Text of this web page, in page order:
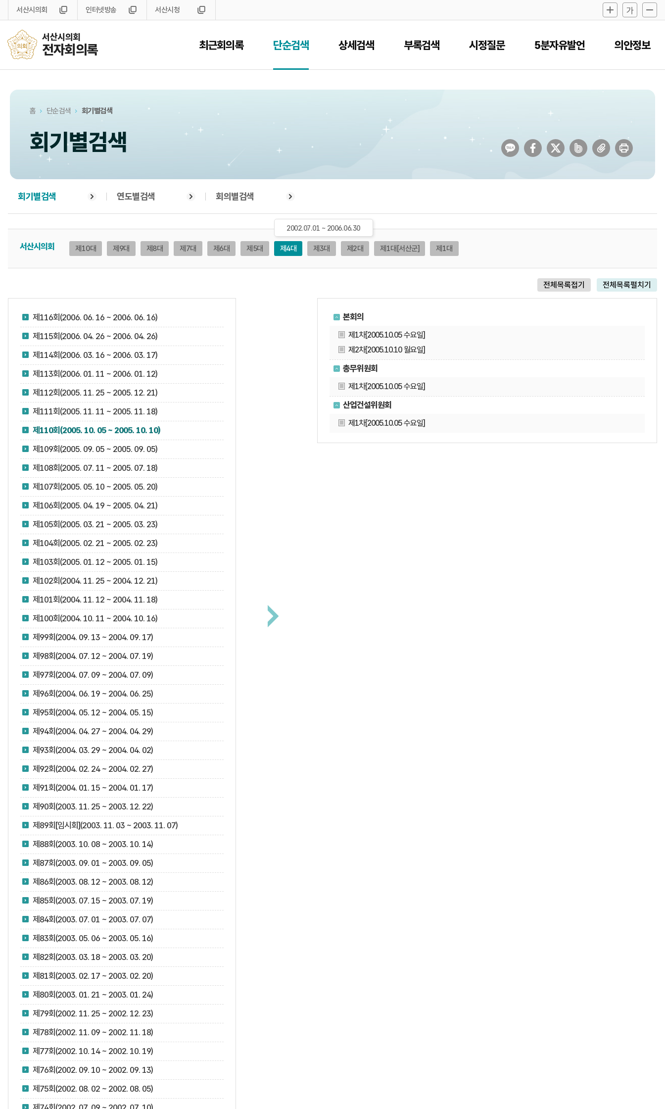
서산시의회
전자회의록
서산시의회 인터넷방송 서산시청
최근회의록 단순검색 상세검색 부록검색 시정질문 5분자유발언 의안정보
홈 단순검색 회기별검색
회기별검색
회기별검색 연도별검색 회의별검색
서산시의회 제10대 제9대 제8대 제7대 제6대 제5대 제4대
2002.07.01 ~ 2006.06.30
제3대 제2대 제1대 [서산군] 제1대
제116회(2006. 06. 16 ~ 2006. 06. 16)
제115회(2006. 04. 26 ~ 2006. 04. 26)
제114회(2006. 03. 16 ~ 2006. 03. 17)
제113회(2006. 01. 11 ~ 2006. 01. 12)
제112회(2005. 11. 25 ~ 2005. 12. 21)
제111회(2005. 11. 11 ~ 2005. 11. 18)
제110회(2005. 10. 05 ~ 2005. 10. 10)
전체목록접기 전체목록펼치기
본회의
제1차[2005.10.05 수요일]
제2차[2005.10.10 월요일]
총무위원회
제1차[2005.10.05 수요일]
산업건설위원회
제1차[2005.10.05 수요일]
제109회(2005. 09. 05 ~ 2005. 09. 05)
제108회(2005. 07. 11 ~ 2005. 07. 18)
제107회(2005. 05. 10 ~ 2005. 05. 20)
제106회(2005. 04. 19 ~ 2005. 04. 21)
제105회(2005. 03. 21 ~ 2005. 03. 23)
제104회(2005. 02. 21 ~ 2005. 02. 23)
제103회(2005. 01. 12 ~ 2005. 01. 15)
제102회(2004. 11. 25 ~ 2004. 12. 21)
제101회(2004. 11. 12 ~ 2004. 11. 18)
제100회(2004. 10. 11 ~ 2004. 10. 16)
제99회(2004. 09. 13 ~ 2004. 09. 17)
제98회(2004. 07. 12 ~ 2004. 07. 19)
제97회(2004. 07. 09 ~ 2004. 07. 09)
제96회(2004. 06. 19 ~ 2004. 06. 25)
제95회(2004. 05. 12 ~ 2004. 05. 15)
제94회(2004. 04. 27 ~ 2004. 04. 29)
제93회(2004. 03. 29 ~ 2004. 04. 02)
제92회(2004. 02. 24 ~ 2004. 02. 27)
제91회(2004. 01. 15 ~ 2004. 01. 17)
제90회(2003. 11. 25 ~ 2003. 12. 22)
제89회[임시회](2003. 11. 03 ~ 2003. 11. 07)
제88회(2003. 10. 08 ~ 2003. 10. 14)
제87회(2003. 09. 01 ~ 2003. 09. 05)
제86회(2003. 08. 12 ~ 2003. 08. 12)
제85회(2003. 07. 15 ~ 2003. 07. 19)
제84회(2003. 07. 01 ~ 2003. 07. 07)
제83회(2003. 05. 06 ~ 2003. 05. 16)
제82회(2003. 03. 18 ~ 2003. 03. 20)
제81회(2003. 02. 17 ~ 2003. 02. 20)
제80회(2003. 01. 21 ~ 2003. 01. 24)
제79회(2002. 11. 25 ~ 2002. 12. 23)
제78회(2002. 11. 09 ~ 2002. 11. 18)
제77회(2002. 10. 14 ~ 2002. 10. 19)
제76회(2002. 09. 10 ~ 2002. 09. 13)
제75회(2002. 08. 02 ~ 2002. 08. 05)